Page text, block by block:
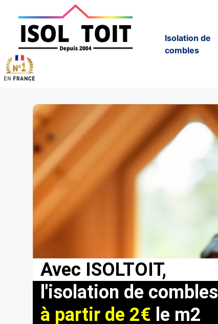
Isolation de
combles
Avec ISOLTOIT,
l'isolation de combles
à partir de 2€ le m2